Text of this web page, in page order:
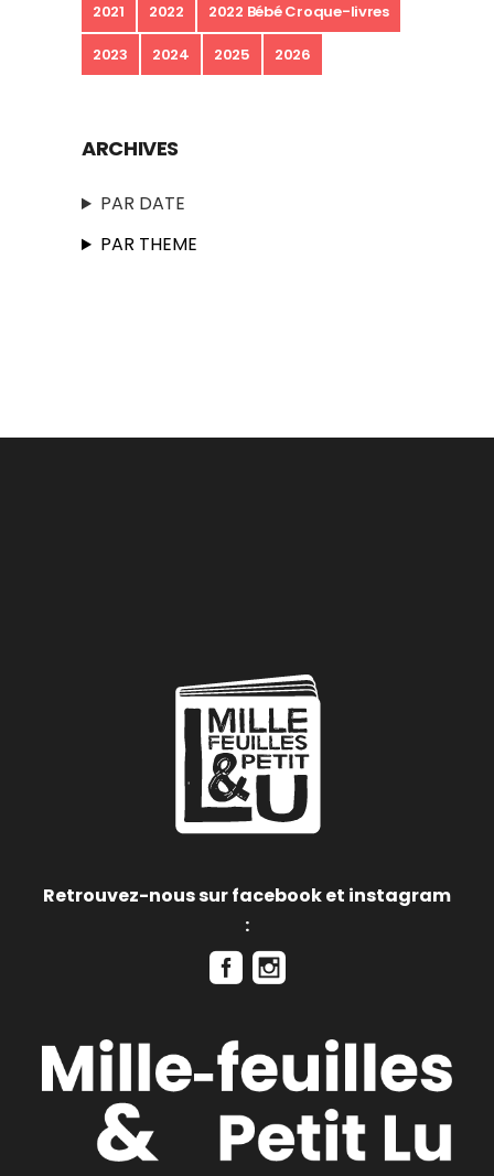
2021 2022 2022 Bébé Croque-livres
2023 2024 2025 2026
ARCHIVES
PAR DATE
PAR THEME
Retrouvez-nous sur facebook et instagram
: